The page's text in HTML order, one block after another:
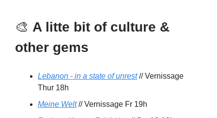
🎨 A litte bit of culture &
other gems
Lebanon - in a state of unrest// Vernissage
Thur 18h
Meine Welt// Vernissage Fr 19h